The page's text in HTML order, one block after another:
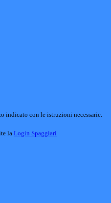
indicato con le istruzioni necessarie.
la Login Spaggiari